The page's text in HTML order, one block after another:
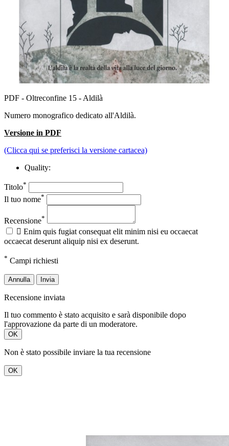
PDF - Oltreconfine 15 - Aldilà
Numero monografico dedicato all'Aldilà.
Versione in PDF
(Clicca qui se preferisci la versione cartacea)
Quality:
Titolo*
Il tuo nome*
Recensione*
 Enim quis fugiat consequat elit minim nisi eu occaecat
occaecat deserunt aliquip nisi ex deserunt.
* Campi richiesti
Annulla Invia
Recensione inviata
Il tuo commento è stato acquisito e sarà disponibile dopo
l'approvazione da parte di un moderatore.
OK
Non è stato possibile inviare la tua recensione
OK